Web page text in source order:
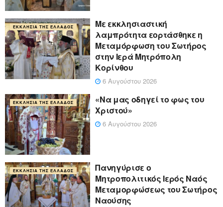
ΕΚΚΛΗΣΊΑ ΤΗΣ ΕΛΛΆΔΟΣ
Με εκκλησιαστική
λαμπρότητα εορτάσθηκε η
Μεταμόρφωση του Σωτήρος
στην Ιερά Μητρόπολη
Κορίνθου
6 Αυγούστου 2026
ΕΚΚΛΗΣΊΑ ΤΗΣ ΕΛΛΆΔΟΣ
«Να μας οδηγεί το φως του
Χριστού»
6 Αυγούστου 2026
ΕΚΚΛΗΣΊΑ ΤΗΣ ΕΛΛΆΔΟΣ
Πανηγύρισε ο
Μητροπολιτικός Ιερός Ναός
Μεταμορφώσεως του Σωτήρος
Ναούσης